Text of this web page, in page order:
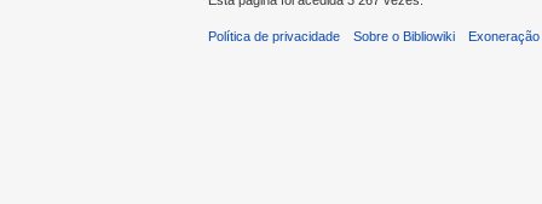
Política de privacidade Sobre o Bibliowiki